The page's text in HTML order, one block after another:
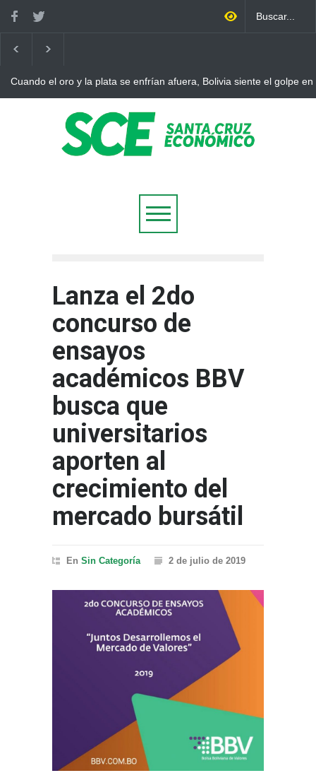
el oro y la plata se enfrían afuera, Bolivia siente el golpe en
Lanza el 2do
concurso de
ensayos
académicos BBV
busca que
universitarios
aporten al
crecimiento del
mercado bursátil
En Sin Categoría 2 de julio de 2019